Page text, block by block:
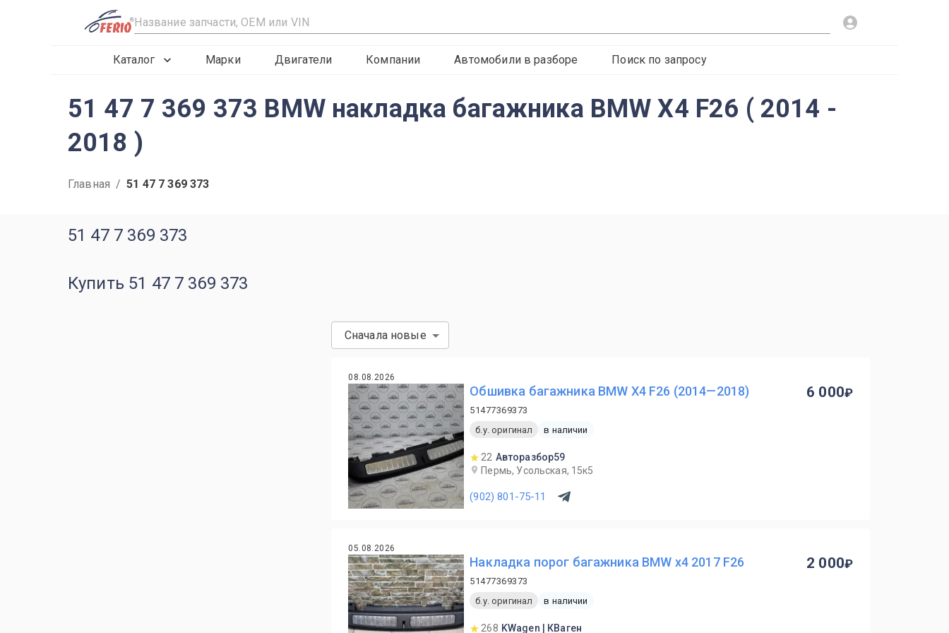
R
Каталог Марки Двигатели Компании Автомобили в разборе Поиск по запросу
51 47 7 369 373 BMW накладка багажника BMW X4 F26 ( 2014 -
2018 )
Главная / 51 47 7 369 373
51 47 7 369 373
Купить 51 47 7 369 373
Сначала новые
08.08.2026
Обшивка багажника BMW X4 F26 (2014—2018)
51477369373
б.у. оригинал
в наличии
22 Авторазбор59
Пермь, Усольская, 15к5
(902) 801-75-11
6 000
05.08.2026
Накладка порог багажника BMW x4 2017 F26
51477369373
б.у. оригинал
в наличии
268 KWagen | КВаген
2 000